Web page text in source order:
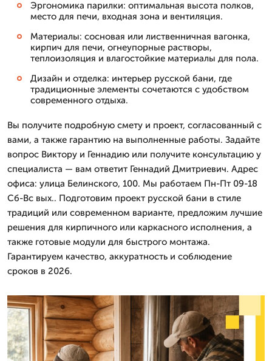
Эргономика парилки: оптимальная высота полков,
место для печи, входная зона и вентиляция.
Материалы: сосновая или лиственничная вагонка,
кирпич для печи, огнеупорные растворы,
теплоизоляция и влагостойкие материалы для пола.
Дизайн и отделка: интерьер русской бани, где
традиционные элементы сочетаются с удобством
современного отдыха.
Вы получите подробную смету и проект, согласованный с
вами, а также гарантию на выполненные работы. Задайте
вопрос Виктору и Геннадию или получите консультацию у
специалиста — вам ответит Геннадий Дмитриевич. Адрес
офиса: улица Белинского, 100. Мы работаем Пн-Пт 09-18
Сб-Вс вых.. Подготовим проект русской бани в стиле
традиций или современном варианте, предложим лучшие
решения для кирпичного или каркасного исполнения, а
также готовые модули для быстрого монтажа.
Гарантируем качество, аккуратность и соблюдение
сроков в 2026.